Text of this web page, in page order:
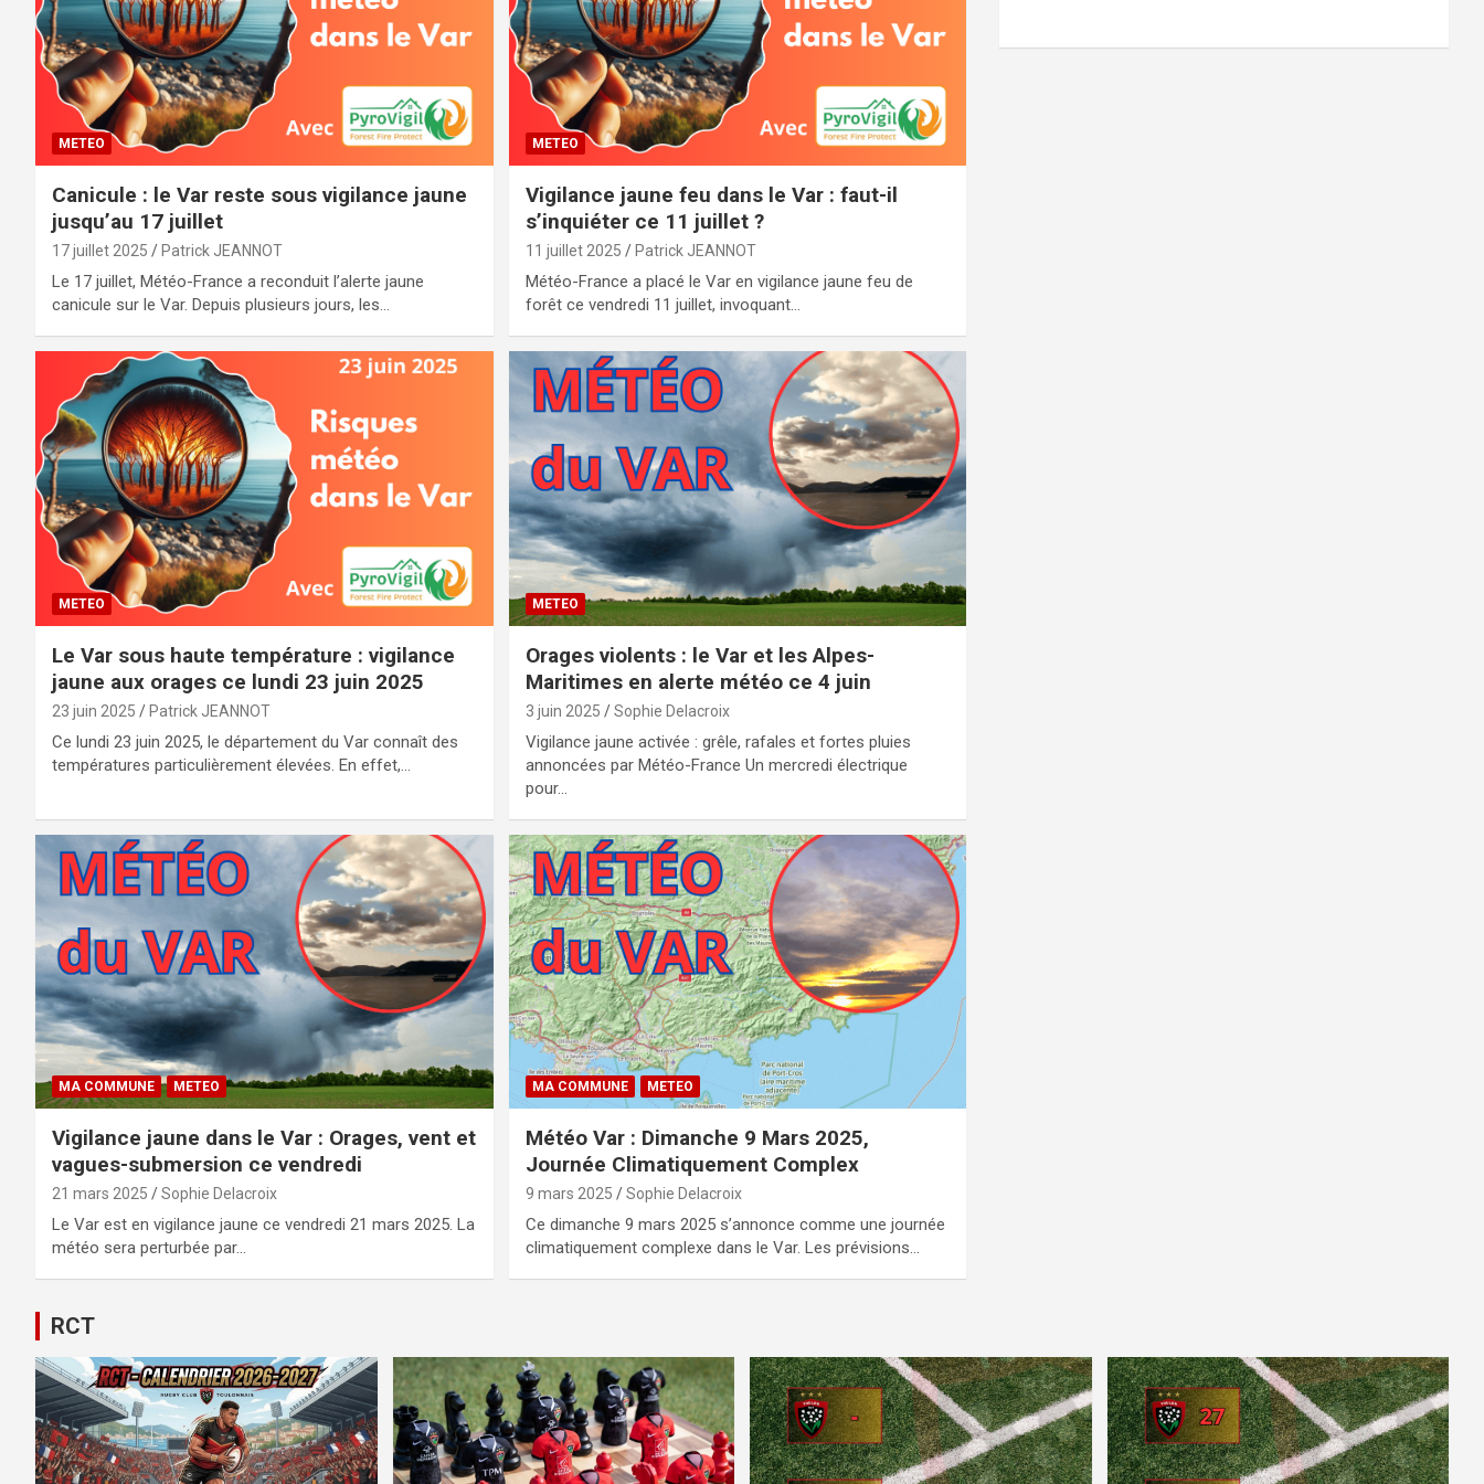
METEO
Canicule : le Var reste sous vigilance jaune
jusqu’au 17 juillet
17 juillet 2025 Patrick JEANNOT
Le 17 juillet, Météo-France a reconduit l’alerte jaune
canicule sur le Var. Depuis plusieurs jours, les…
METEO
Vigilance jaune feu dans le Var : faut-il
s’inquiéter ce 11 juillet ?
11 juillet 2025 Patrick JEANNOT
Météo-France a placé le Var en vigilance jaune feu de
forêt ce vendredi 11 juillet, invoquant…
METEO
Le Var sous haute température : vigilance
jaune aux orages ce lundi 23 juin 2025
23 juin 2025 Patrick JEANNOT
Ce lundi 23 juin 2025, le département du Var connaît des
températures particulièrement élevées. En effet,…
METEO
Orages violents : le Var et les Alpes-
Maritimes en alerte météo ce 4 juin
3 juin 2025 Sophie Delacroix
Vigilance jaune activée : grêle, rafales et fortes pluies
annoncées par Météo-France Un mercredi électrique
pour…
MA COMMUNE METEO
Vigilance jaune dans le Var : Orages, vent et
vagues-submersion ce vendredi
21 mars 2025 Sophie Delacroix
Le Var est en vigilance jaune ce vendredi 21 mars 2025. La
météo sera perturbée par…
MA COMMUNE METEO
Météo Var : Dimanche 9 Mars 2025,
Journée Climatiquement Complex
9 mars 2025 Sophie Delacroix
Ce dimanche 9 mars 2025 s’annonce comme une journée
climatiquement complexe dans le Var. Les prévisions…
RCT